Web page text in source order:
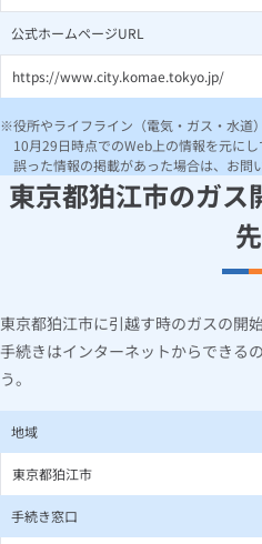
公式ホームページURL
https://www.city.komae.tokyo.jp/
役所やライフライン（電気・ガス・水
10月29日時点でのWeb上の情報を元に
誤った情報の掲載があった場合は、お問
東京都狛江市のガス
先
東京都狛江市に引越す時のガスの開
手続きはインターネットからできる
う。
地域
東京都狛江市
手続き窓口